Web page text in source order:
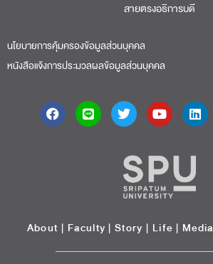
สายตรงอธิการบดี​
นโยบายการคุ้มครองข้อมูลส่วนบุคคล
หนังสือแจ้งการประมวลผลข้อมูลส่วนบุคคล
About | Faculty | Story | Life | Media